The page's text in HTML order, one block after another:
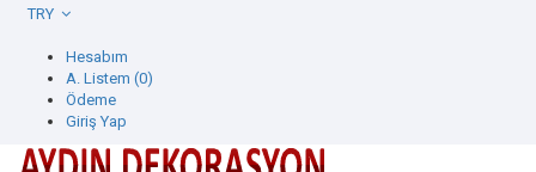
Hesabım
A. Listem (0)
Ödeme
Giriş Yap